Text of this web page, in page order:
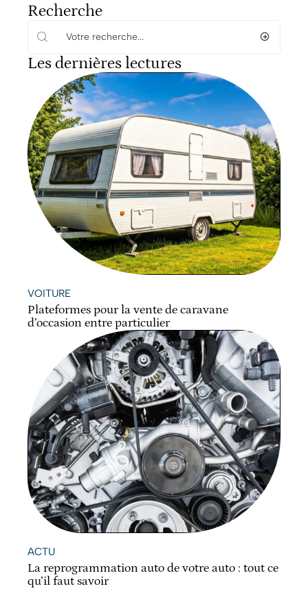
Recherche
Les dernières lectures
VOITURE
Plateformes pour la vente de caravane
d’occasion entre particulier
ACTU
La reprogrammation auto de votre auto : tout ce
qu’il faut savoir